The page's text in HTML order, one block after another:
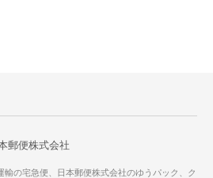
郵便株式会社
の宅急便、日本郵便株式会社のゆうパック、ク